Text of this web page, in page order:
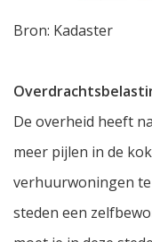
Bron: Kadaster
De overheid heeft
meer pijlen in de
verhuurwoningen
steden een